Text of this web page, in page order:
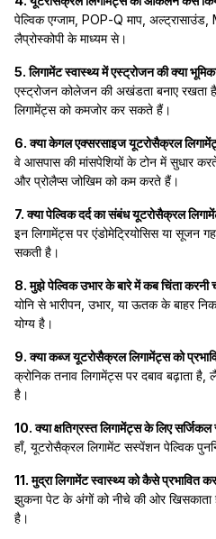
पेल्विक एग्जाम, POP‐Q माप, अल्ट्रासाउंड,
लैप्रोस्कोपी के माध्यम से।
5. लिगामेंट स्वास्थ्य में एस्ट्रोजन की क्या
एस्ट्रोजन कोलेजन की अखंडता बनाए रखता है;
लिगामेंट्स को कमजोर कर सकते हैं।
6. क्या केगल एक्सरसाइज यूटरोसैक्रल
वे आसपास की मांसपेशियों के टोन में सुधार
और प्रोलैप्स जोखिम को कम करते हैं।
7. क्या पेल्विक दर्द का संबंध यूटरोसैक्रल
इन लिगामेंट्स पर एंडोमेट्रियोसिस या सूजन
सकती है।
8. मुझे पेल्विक उभार के बारे में कब चिंता करनी
योनि से भारीपन, उभार, या ऊतक के बाहर
योग्य है।
9. क्या कब्ज यूटरोसैक्रल लिगामेंट्स को
क्रोनिक तनाव लिगामेंट्स पर दबाव बढ़ाता है,
है।
10. क्या क्षतिग्रस्त लिगामेंट्स के लिए सर्जिकल
हाँ, यूटरोसैक्रल लिगामेंट सस्पेंशन पेल्विक
11. मुद्रा लिगामेंट स्वास्थ्य को कैसे प्रभावित
झुकना पेट के अंगों को नीचे की ओर
है।